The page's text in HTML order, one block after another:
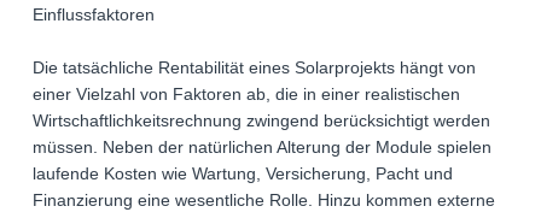
Einflussfaktoren
Die tatsächliche Rentabilität eines Solarprojekts hängt von
einer Vielzahl von Faktoren ab, die in einer realistischen
Wirtschaftlichkeitsrechnung zwingend berücksichtigt werden
müssen. Neben der natürlichen Alterung der Module spielen
laufende Kosten wie Wartung, Versicherung, Pacht und
Finanzierung eine wesentliche Rolle. Hinzu kommen externe